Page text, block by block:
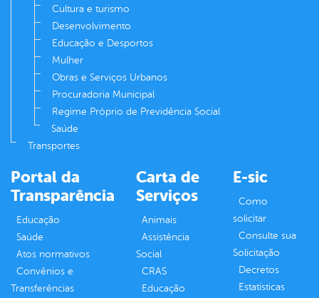
Cultura e turismo
Desenvolvimento
Educação e Desportos
Mulher
Obras e Serviços Urbanos
Procuradoria Municipal
Regime Próprio de Previdência Social
Saúde
Transportes
Portal da
Transparência
Educação
Saúde
Atos normativos
Convênios e
Transferências
Carta de
Serviços
Animais
Assistência
Social
CRAS
Educação
E-sic
Como
solicitar
Consulte sua
Solicitação
Decretos
Estatísticas